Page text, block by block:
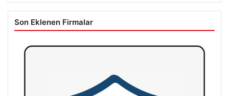
Son Eklenen Firmalar